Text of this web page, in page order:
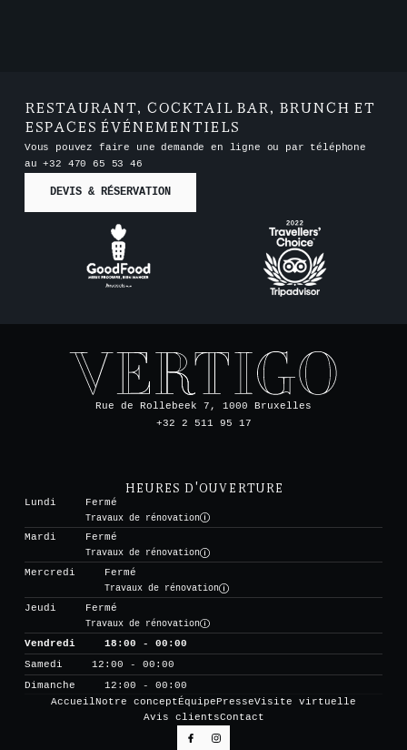
RESTAURANT, COCKTAIL BAR, BRUNCH ET
ESPACES ÉVÉNEMENTIELS
Vous pouvez faire une demande en ligne ou par téléphone
au+32 470 65 53 46
DEVIS & RÉSERVATION
Rue de Rollebeek 7, 1000 Bruxelles
+32 2 511 95 17
HEURES D'OUVERTURE
Lundi
Fermé
Travaux de rénovation
Mardi
Fermé
Travaux de rénovation
Mercredi
Fermé
Travaux de rénovation
Jeudi
Fermé
Travaux de rénovation
Vendredi
18:00 - 00:00
Samedi
12:00 - 00:00
Dimanche
12:00 - 00:00
AccueilNotre conceptÉquipePresseVisite virtuelle
Avis clientsContact